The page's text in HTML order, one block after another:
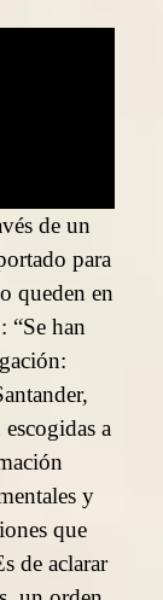
de un
para
queden en
“Se han
a
y
que
de aclarar